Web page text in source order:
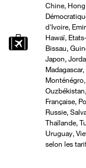
Chine,
d'Ivoire,
Hawaï,
Bissau,
Japon,
Française,
Russie,
Thaïlande,
Uruguay,
selon les